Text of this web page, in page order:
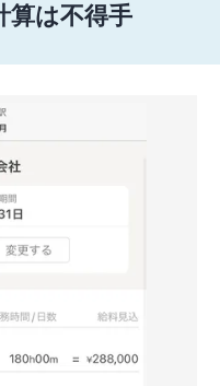
算は不得手